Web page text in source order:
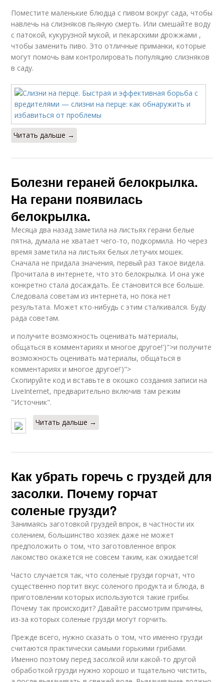
Поместите маленькие блюдца с пивом вокруг сада, чтобы
навлечь на слизняков пьяную смерть. Или смешайте воду
с патокой, кукурузной мукой, и пекарскими дрожжами ,
чтобы заменить пиво. Это отличные приманки, которые
могут помочь вам контролировать популяцию слизняков
в саду.
Читать дальше →
Болезни гераней белокрылка.
На герани появилась
белокрылка.
Месяца два назад заметила на листьях герани белые
пятна, думала не хватает чего-то, подкормила. Но через
время заметила на листьях белых летучих мошек.
Сначала не придала значения, первый раз такое видела.
Прочитала в интернете, что это белокрылка. И она уже
конкретно стала досаждать. Ее становится все больше.
Следовала советам из интернета, но пока нет
результата. Может кто-нибудь с этим сталкивался. Буду
рада советам.
и получите возможность оценивать материалы,
общаться в комментариях и многое другое!')">и получите
возможность оценивать материалы, общаться в
комментариях и многое другое!')">
Скопируйте код и вставьте в окошко создания записи на
LiveInternet, предварительно включив там режим
"Источник".
Читать дальше →
Как убрать горечь с груздей для
засолки. Почему горчат
соленые грузди?
Занимаясь заготовкой груздей впрок, в частности их
солением, большинство хозяек даже не может
предположить о том, что заготовленное впрок
лакомство окажется не совсем таким, как ожидается!
Часто случается так, что соленые грузди горчат, что
существенно портит вкус соленого продукта и блюда, в
приготовлении которых используются такие грибы.
Почему так происходит? Давайте рассмотрим причины,
из-за которых соленые грузди могут горчить.
Прежде всего, нужно сказать о том, что именно грузди
считаются практически самыми горькими грибами.
Именно поэтому перед засолкой или какой-то другой
обработкой грузди нужно хорошо и тщательно чистить,